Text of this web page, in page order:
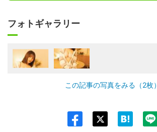
フォトギャラリー
この記事の写真をみる（2枚）